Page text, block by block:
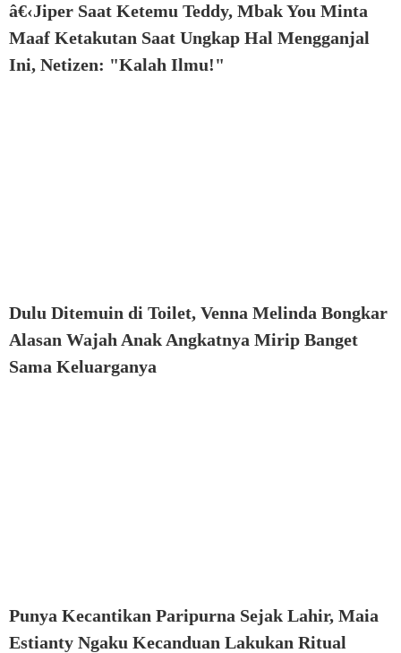
â€‹Jiper Saat Ketemu Teddy, Mbak You Minta
Maaf Ketakutan Saat Ungkap Hal Mengganjal
Ini, Netizen: "Kalah Ilmu!"
Dulu Ditemuin di Toilet, Venna Melinda Bongkar
Alasan Wajah Anak Angkatnya Mirip Banget
Sama Keluarganya
Punya Kecantikan Paripurna Sejak Lahir, Maia
Estianty Ngaku Kecanduan Lakukan Ritual